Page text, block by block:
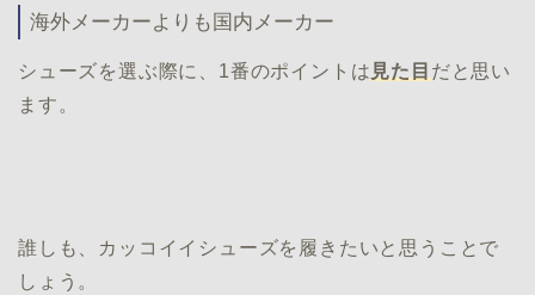
海外メーカーよりも国内メーカー
シューズを選ぶ際に、1番のポイントは 見た目 だと思い
ます。
誰しも、カッコイイシューズを履きたいと思うことで
しょう。